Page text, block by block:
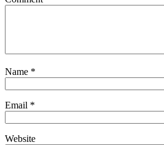
Name *
Email *
Website